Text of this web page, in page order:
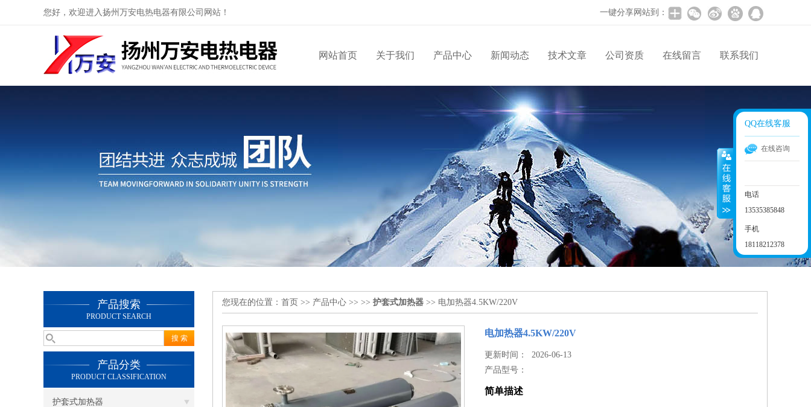
您好，欢迎进入扬州万安电热电器有限公司网站！ 一键分享网站到：
网站首页 关于我们 产品中心 新闻动态 技术文章 公司资质 在线留言 联系我们
产品搜索
PRODUCT SEARCH
产品分类
PRODUCT CLASSIFICATION
护套式加热器
您现在的位置： 首页 >> 产品中心 >> >> 护套式加热器 >> 电加热器4.5KW/220V
电加热器4.5KW/220V
更新时间： 2026-06-13
产品型号：
简单描述
QQ在线客服
在线咨询
电话
13535385848
手机
18118212378